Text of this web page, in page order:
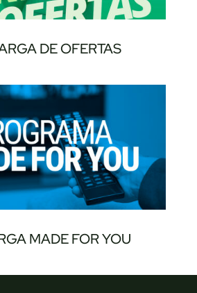
DE OFERTAS
MADE FOR YOU